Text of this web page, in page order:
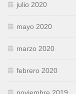
julio 2020
mayo 2020
marzo 2020
febrero 2020